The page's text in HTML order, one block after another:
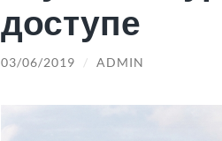
доступе
03/06/2019 / ADMIN